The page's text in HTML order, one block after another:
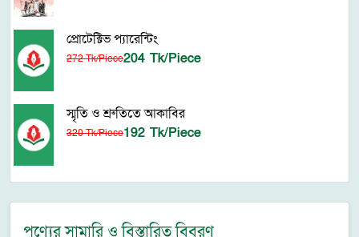
প্রোটেক্টিভ প্যারেন্টিং
272 Tk/Piece204 Tk/Piece
স্মৃতি ও শ্রুতিতে আকাবির
320 Tk/Piece192 Tk/Piece
পণ্যের সামারি ও বিস্তারিত বিবরণ